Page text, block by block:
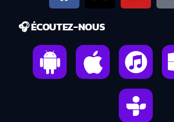
🎧 ÉCOUTEZ-NOUS